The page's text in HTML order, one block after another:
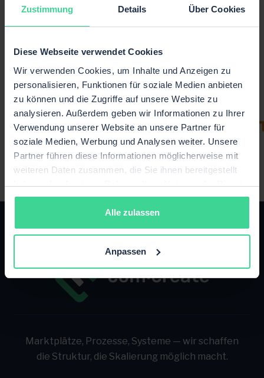
Zustimmung Details Über Cookies
Diese Webseite verwendet Cookies
Wir verwenden Cookies, um Inhalte und Anzeigen zu
personalisieren, Funktionen für soziale Medien anbieten
zu können und die Zugriffe auf unsere Website zu
analysieren. Außerdem geben wir Informationen zu Ihrer
Verwendung unserer Website an unsere Partner für
soziale Medien, Werbung und Analysen weiter. Unsere
Partner führen diese Informationen möglicherweise mit
weiteren Daten zusammen, die Sie ihnen bereitgestellt
haben oder die sie im Rahmen Ihrer Nutzung der Dienste
gesammelt haben.
Alle zulassen
Anpassen
Buche Dir gerne einen Termin
Marktplätze, Prozesse, Systeme — wir schaffen
die Struktur, die Skalierung möglich macht.